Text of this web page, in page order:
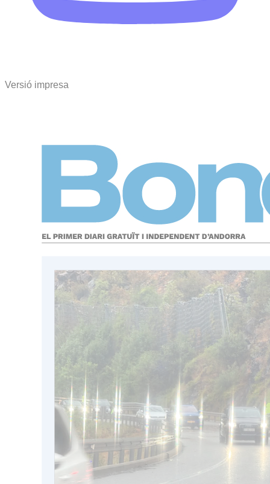
Versió impresa